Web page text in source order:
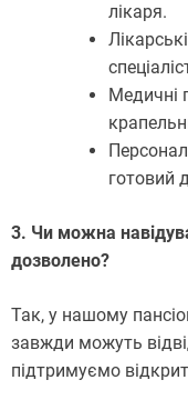
лікаря.
Медичні
готовий
3. Чи можна
дозволено?
Так, у нашому
завжди можуть
підтримуємо